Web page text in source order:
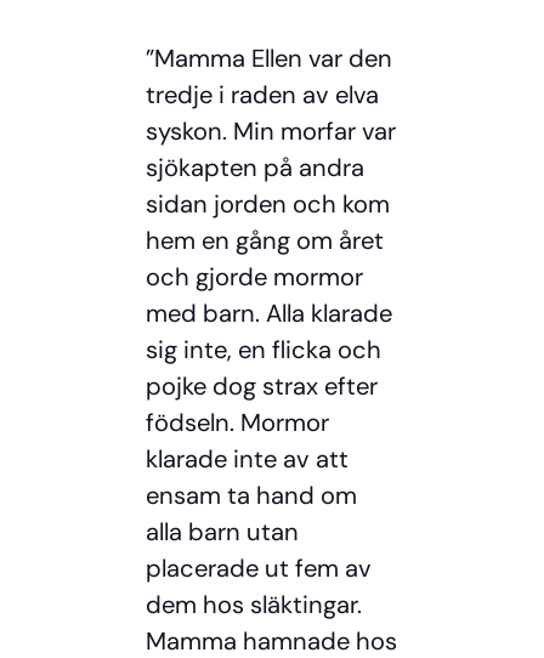
”Mamma Ellen var den
tredje i raden av elva
syskon. Min morfar var
sjökapten på andra
sidan jorden och kom
hem en gång om året
och gjorde mormor
med barn. Alla klarade
sig inte, en flicka och
pojke dog strax efter
födseln. Mormor
klarade inte av att
ensam ta hand om
alla barn utan
placerade ut fem av
dem hos släktingar.
Mamma hamnade hos